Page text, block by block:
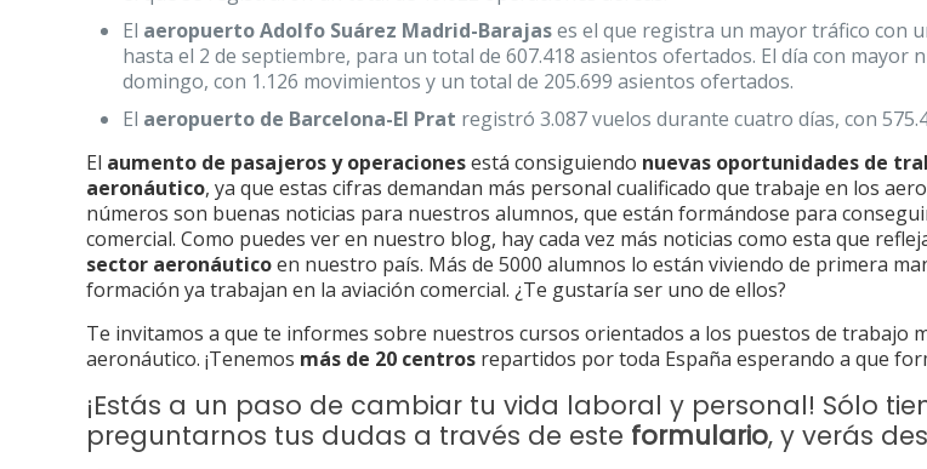
El aeropuerto Adolfo Suárez Madrid-Barajases el que registra un mayor tráfico con
hasta el 2 de septiembre, para un total de 607.418 asientos ofertados. El día con mayor
domingo, con 1.126 movimientos y un total de 205.699 asientos ofertados.
El aeropuerto de Barcelona-El Prat registró 3.087 vuelos durante cuatro días, con
El aumento de pasajeros y operacionesestá consiguiendo nuevas oportunidades de
aeronáutico, ya que estas cifras demandan más personal cualificado que trabaje en los
números son buenas noticias para nuestros alumnos, que están formándose para
comercial. Como puedes ver en nuestro blog, hay cada vez más noticias como esta que
sector aeronáuticoen nuestro país. Más de 5000 alumnos lo están viviendo de primera
formación ya trabajan en la aviación comercial. ¿Te gustaría ser uno de ellos?
Te invitamos a que te informes sobre nuestros cursos orientados a los puestos de trabajo
aeronáutico. ¡Tenemos más de 20 centros repartidos por toda España esperando a que
¡Estás a un paso de cambiar tu vida laboral y personal! Sólo
preguntarnos tus dudas a través de este formulario, y verás